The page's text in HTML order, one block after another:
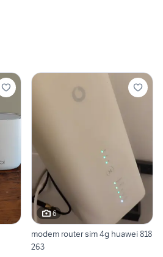
6
modem router sim 4g huawei 818
263